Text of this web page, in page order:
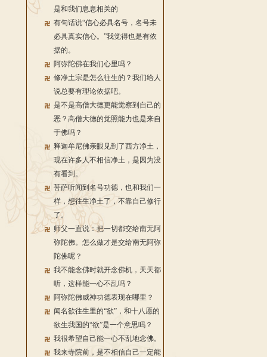
是和我们息息相关的
有句话说“信心必具名号，名号未
必具真实信心。”我觉得也是有依
据的。
阿弥陀佛在我们心里吗？
修净土宗是怎么往生的？我们给人
说总要有理论依据吧。
是不是高僧大德更能觉察到自己的
恶？高僧大德的觉照能力也是来自
于佛吗？
释迦牟尼佛亲眼见到了西方净土，
现在许多人不相信净土，是因为没
有看到。
菩萨听闻到名号功德，也和我们一
样，想往生净土了，不靠自己修行
了。
师父一直说：把一切都交给南无阿
弥陀佛。怎么做才是交给南无阿弥
陀佛呢？
我不能念佛时就开念佛机，天天都
听，这样能一心不乱吗？
阿弥陀佛威神功德表现在哪里？
闻名欲往生里的“欲”，和十八愿的
欲生我国的“欲”是一个意思吗？
我很希望自己能一心不乱地念佛。
我来寺院前，是不相信自己一定能